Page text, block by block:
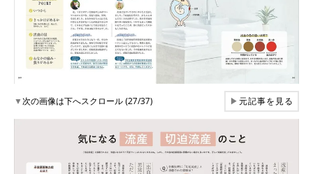
▼次の画像は下へスクロール (27/37) ▶元記事を見る